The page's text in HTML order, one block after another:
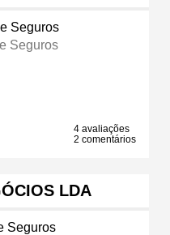
Seguros
Seguros
4 avaliações
2 comentários
LDA
Seguros